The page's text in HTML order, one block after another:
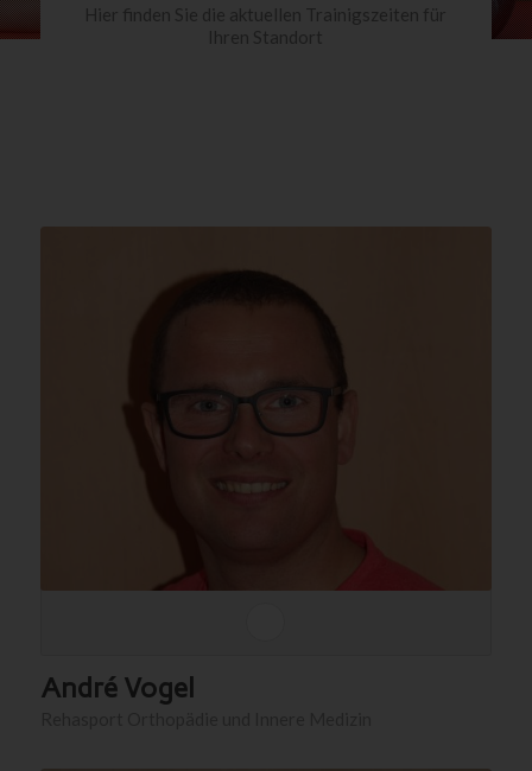
Hier finden Sie die aktuellen Trainigszeiten für
Ihren Standort
André Vogel